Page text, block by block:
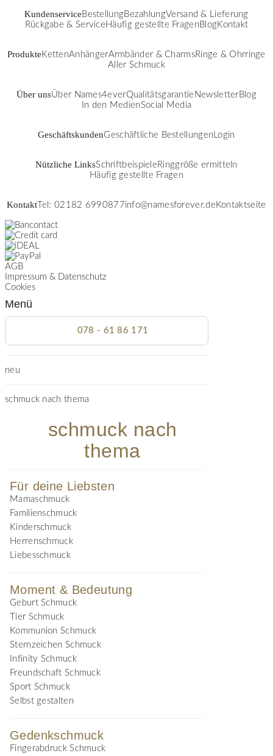
Kundenservice BestellungBezahlungVersand & Lieferung
Rückgabe & Service Häufig gestellte FragenBlogKontakt
Produkte KettenAnhängerArmbänder & CharmsRinge & Ohrringe
Aller Schmuck
Über unsÜber Names4everQualitätsgarantie Newsletter Blog
In den MedienSocial Media
GeschäftskundenGeschäftliche BestellungenLogin
Nützliche LinksSchriftbeispiele Ringgröße ermitteln
Häufig gestellte Fragen
Kontakt Tel: 02182 6990877info@namesforever.de Kontaktseite
AGB
Impressum & Datenschutz
Cookies
Menü
078 - 61 86 171
neu
schmuck nach thema
schmuck nach
thema
Für deine Liebsten
Mamaschmuck
Familienschmuck
Kinderschmuck
Herrenschmuck
Liebesschmuck
Moment & Bedeutung
Geburt Schmuck
Tier Schmuck
Kommunion Schmuck
Sternzeichen Schmuck
Infinity Schmuck
Freundschaft Schmuck
Sport Schmuck
Selbst gestalten
Gedenkschmuck
Fingerabdruck Schmuck